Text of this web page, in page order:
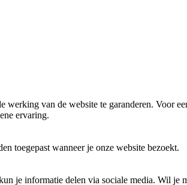
van de website te garanderen. Voor
ervaring.
toegepast wanneer je onze website bezoekt.
je informatie delen via sociale media. Wil je